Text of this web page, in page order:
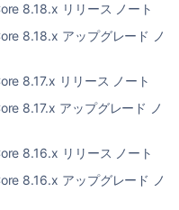
8.18.x リリース ノート
8.18.x アップグレード ノ
8.17.x リリース ノート
8.17.x アップグレード ノ
8.16.x リリース ノート
8.16.x アップグレード ノ
ー 利用規約 セキュリティ